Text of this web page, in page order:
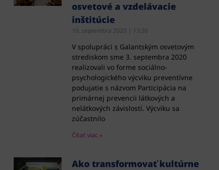
osvetové a vzdelávacie
inštitúcie
10. septembra 2020 13:26
V spolupráci s Galantským osvetovým
strediskom sme 3. septembra 2020
realizovali vo forme sociálno-
psychologického výcviku preventívne
podujatie s názvom Participácia na
primárnej prevencii látkových a
nelátkových závislostí. Výcviku sa
zúčastnilo
Čítať viac »
Ako transformovať kultúrne